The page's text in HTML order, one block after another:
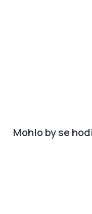
Mohlo by se
Sety do kočárků
Nepadací deky
Bambusová kolekce